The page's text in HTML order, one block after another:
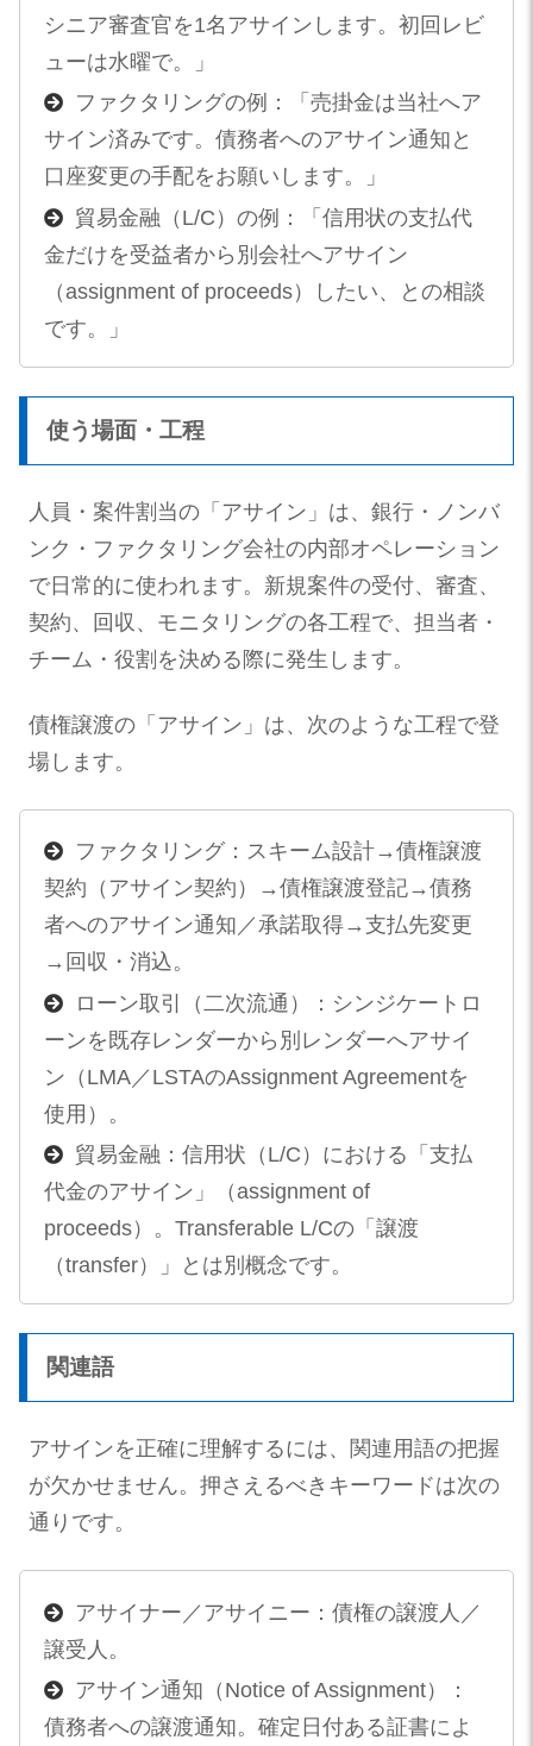
シニア審査官を1名アサインします。初回レビ
ューは水曜で。」
ファクタリングの例：「売掛金は当社へア
サイン済みです。債務者へのアサイン通知と
口座変更の手配をお願いします。」
貿易金融（L/C）の例：「信用状の支払代
金だけを受益者から別会社へアサイン
（assignment of proceeds）したい、との相談
です。」
使う場面・工程
人員・案件割当の「アサイン」は、銀行・ノンバ
ンク・ファクタリング会社の内部オペレーション
で日常的に使われます。新規案件の受付、審査、
契約、回収、モニタリングの各工程で、担当者・
チーム・役割を決める際に発生します。
債権譲渡の「アサイン」は、次のような工程で登
場します。
ファクタリング：スキーム設計→債権譲渡
契約（アサイン契約）→債権譲渡登記→債務
者へのアサイン通知／承諾取得→支払先変更
→回収・消込。
ローン取引（二次流通）：シンジケートロ
ーンを既存レンダーから別レンダーへアサイ
ン（LMA／LSTAのAssignment Agreementを
使用）。
貿易金融：信用状（L/C）における「支払
代金のアサイン」（assignment of
proceeds）。Transferable L/Cの「譲渡
（transfer）」とは別概念です。
関連語
アサインを正確に理解するには、関連用語の把握
が欠かせません。押さえるべきキーワードは次の
通りです。
アサイナー／アサイニー：債権の譲渡人／
譲受人。
アサイン通知（Notice of Assignment）：
債務者への譲渡通知。確定日付ある証書によ